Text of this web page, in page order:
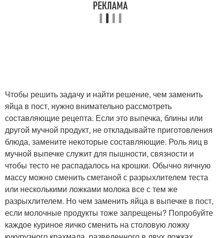
Чтобы решить задачу и найти решение, чем заменить
яйца в пост, нужно внимательно рассмотреть
составляющие рецепта. Если это выпечка, блины или
другой мучной продукт, не откладывайте приготовления
блюда, замените некоторые составляющие. Роль яиц в
мучной выпечке служит для пышности, связности и
чтобы тесто не распадалось на крошки. Обычно яичную
массу можно сменить сметаной с разрыхлителем теста
или несколькими ложками молока все с тем же
разрыхлителем. Но чем заменить яйца в выпечке в пост,
если молочные продукты тоже запрещены? Попробуйте
каждое куриное яичко сменить на столовую ложку